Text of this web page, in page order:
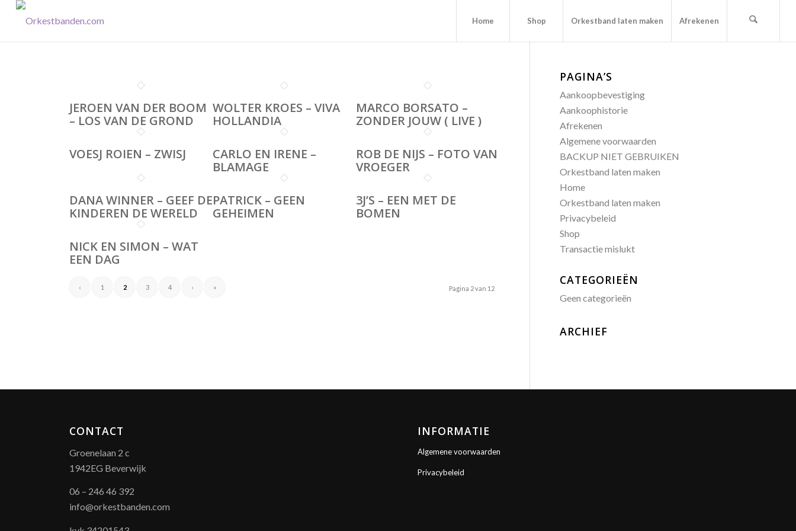
Home Shop Orkestband laten maken Afrekenen
JEROEN VAN DER BOOM
– LOS VAN DE GROND
WOLTER KROES – VIVA
HOLLANDIA
MARCO BORSATO –
ZONDER JOUW ( LIVE )
VOESJ ROIEN – ZWISJ
CARLO EN IRENE –
BLAMAGE
ROB DE NIJS – FOTO VAN
VROEGER
DANA WINNER – GEEF DE
KINDEREN DE WERELD
PATRICK – GEEN
GEHEIMEN
3J’S – EEN MET DE
BOMEN
NICK EN SIMON – WAT
EEN DAG
Pagina 2 van 12
‹ 1 2 3 4 › »
PAGINA’S
Aankoopbevestiging
Aankoophistorie
Afrekenen
Algemene voorwaarden
BACKUP NIET GEBRUIKEN
Orkestband laten maken
Home
Orkestband laten maken
Privacybeleid
Shop
Transactie mislukt
CATEGORIEËN
Geen categorieën
ARCHIEF
CONTACT
Groenelaan 2 c
1942EG Beverwijk
06 – 246 46 392
info@orkestbanden.com
INFORMATIE
Algemene voorwaarden
Privacybeleid